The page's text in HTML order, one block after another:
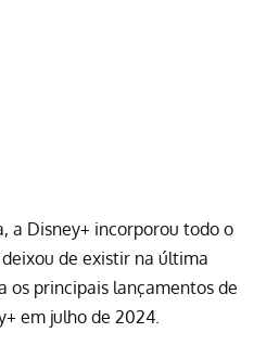
a Disney+ incorporou todo o
de existir na última
os principais lançamentos de
em julho de 2024.